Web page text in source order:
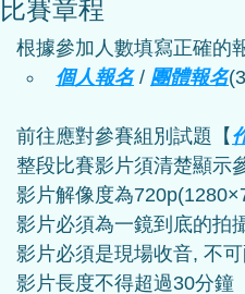
比賽章程
根據參加人數填寫正確的
個人報名 / 團體報名
前往應對參賽組別試題【
整段比賽影片須清楚顯示
影片解像度為
影片必須為一鏡到底的拍
影片必須是現場收音, 不
影片長度不得超過30分鐘